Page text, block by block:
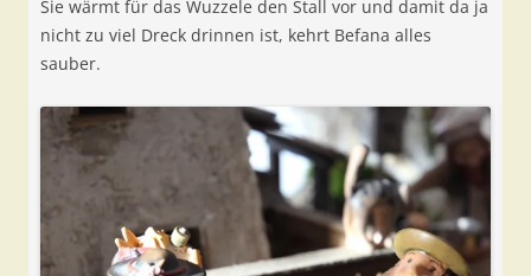
Sie wärmt für das Wuzzele den Stall vor und damit da ja
nicht zu viel Dreck drinnen ist, kehrt Befana alles
sauber.